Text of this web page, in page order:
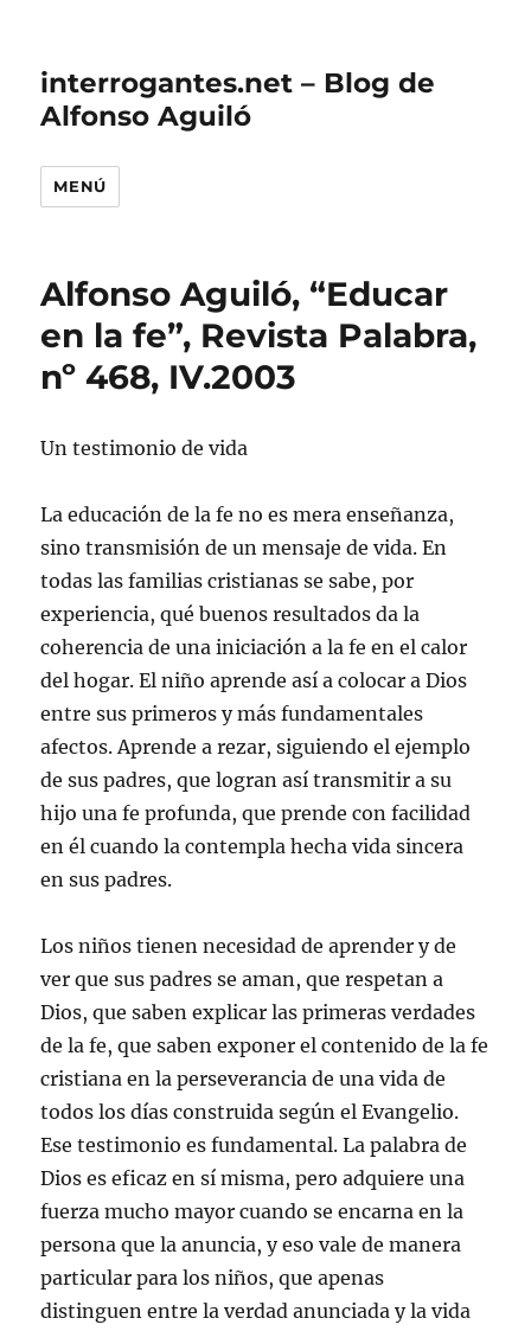
interrogantes.net – Blog de
Alfonso Aguiló
MENÚ
Alfonso Aguiló, “Educar
en la fe”, Revista Palabra,
nº 468, IV.2003
Un testimonio de vida
La educación de la fe no es mera enseñanza,
sino transmisión de un mensaje de vida. En
todas las familias cristianas se sabe, por
experiencia, qué buenos resultados da la
coherencia de una iniciación a la fe en el calor
del hogar. El niño aprende así a colocar a Dios
entre sus primeros y más fundamentales
afectos. Aprende a rezar, siguiendo el ejemplo
de sus padres, que logran así transmitir a su
hijo una fe profunda, que prende con facilidad
en él cuando la contempla hecha vida sincera
en sus padres.
Los niños tienen necesidad de aprender y de
ver que sus padres se aman, que respetan a
Dios, que saben explicar las primeras verdades
de la fe, que saben exponer el contenido de la fe
cristiana en la perseverancia de una vida de
todos los días construida según el Evangelio.
Ese testimonio es fundamental. La palabra de
Dios es eficaz en sí misma, pero adquiere una
fuerza mucho mayor cuando se encarna en la
persona que la anuncia, y eso vale de manera
particular para los niños, que apenas
distinguen entre la verdad anunciada y la vida